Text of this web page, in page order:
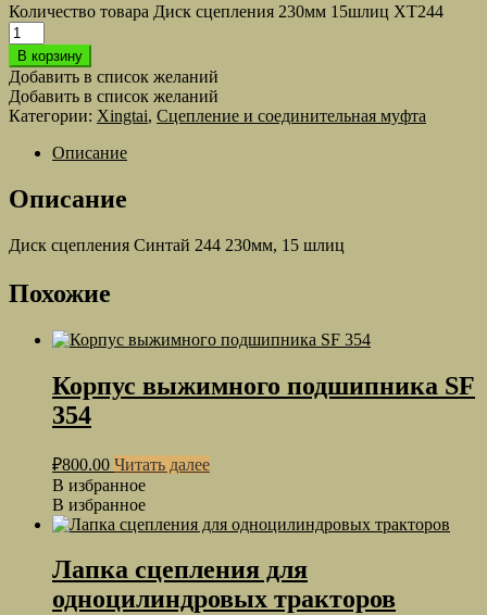
Количество товара Диск сцепления 230мм 15шлиц ХТ244
В корзину
Добавить в список желаний
Добавить в список желаний
Категории: Xingtai, Сцепление и соединительная муфта
Описание
Описание
Диск сцепления Синтай 244 230мм, 15 шлиц
Похожие
Корпус выжимного подшипника SF
354
₽800.00 Читать далее
В избранное
В избранное
Лапка сцепления для
одноцилиндровых тракторов